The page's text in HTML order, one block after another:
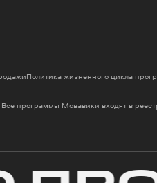
программы Мовавики входят в
Политика жизненного цикла